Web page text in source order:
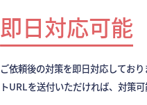
即日対応可能
ご依頼後の対策を即日対応してお
トURLを送付いただければ、対策可